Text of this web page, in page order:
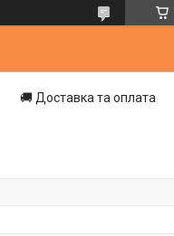
🚚 Доставка та оплата